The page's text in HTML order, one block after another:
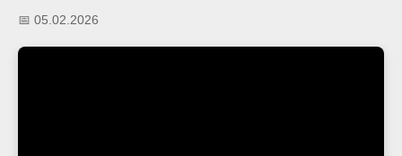
📅 05.02.2026